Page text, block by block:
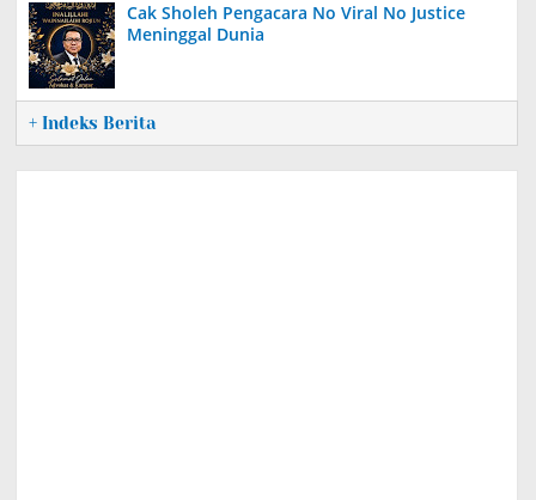
Cak Sholeh Pengacara No Viral No Justice
Meninggal Dunia
+ Indeks Berita